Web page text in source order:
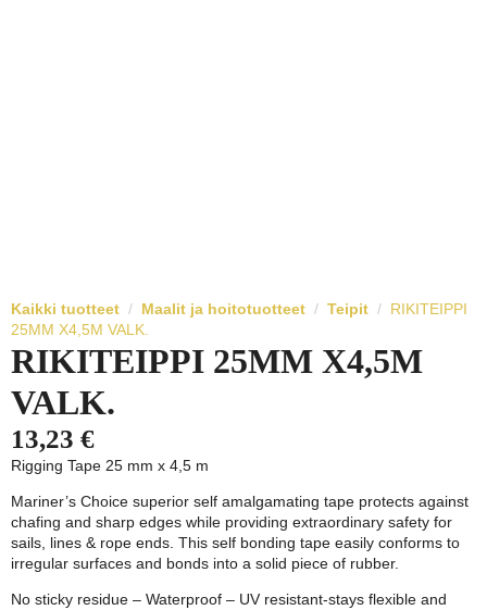
Kaikki tuotteet Maalit ja hoitotuotteet Teipit
RIKITEIPPI
25MM X4,5M VALK.
RIKITEIPPI 25MM X4,5M
VALK.
13,23 €
Rigging Tape 25 mm x 4,5 m
Mariner’s Choice superior self amalgamating tape protects against
chafing and sharp edges while providing extraordinary safety for
sails, lines & rope ends. This self bonding tape easily conforms to
irregular surfaces and bonds into a solid piece of rubber.
No sticky residue – Waterproof – UV resistant-stays flexible and